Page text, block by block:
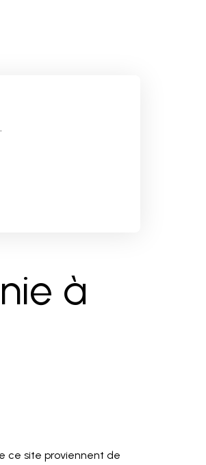
à
ce site proviennent de